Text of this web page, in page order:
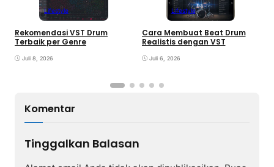
Lifestyle
Rekomendasi VST Drum
Terbaik per Genre
Juli 8, 2026
Lifestyle
Cara Membuat Beat Drum
Realistis dengan VST
Juli 6, 2026
Komentar
Tinggalkan Balasan